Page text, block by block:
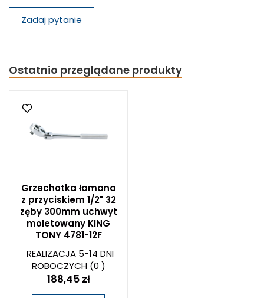
Zadaj pytanie
Ostatnio przeglądane produkty
Grzechotka łamana
z przyciskiem 1/2" 32
zęby 300mm uchwyt
moletowany KING
TONY 4781-12F
REALIZACJA 5-14 DNI
ROBOCZYCH(0 )
188,45 zł